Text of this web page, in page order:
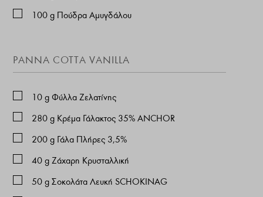
100 g Πούδρα Αμυγδάλου
PANNA COTTA VANILLA
10 g Φύλλα Ζελατίνης
280 g Κρέμα Γάλακτος 35% ANCHOR
200 g Γάλα Πλήρες 3,5%
40 g Ζάχαρη Κρυσταλλική
50 g Σοκολάτα Λευκή SCHOKINAG